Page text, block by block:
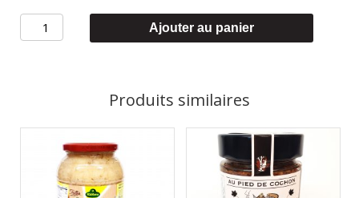
quantité
Ajouter au panier
Produits similaires